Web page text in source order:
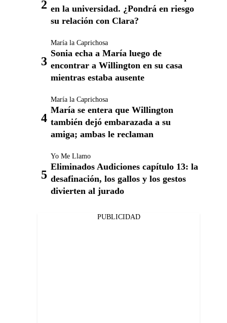
en la universidad. ¿Pondrá en riesgo
su relación con Clara?
María la Caprichosa
Sonia echa a María luego de
encontrar a Willington en su casa
mientras estaba ausente
María la Caprichosa
María se entera que Willington
también dejó embarazada a su
amiga; ambas le reclaman
Yo Me Llamo
Eliminados Audiciones capítulo 13: la
desafinación, los gallos y los gestos
divierten al jurado
PUBLICIDAD